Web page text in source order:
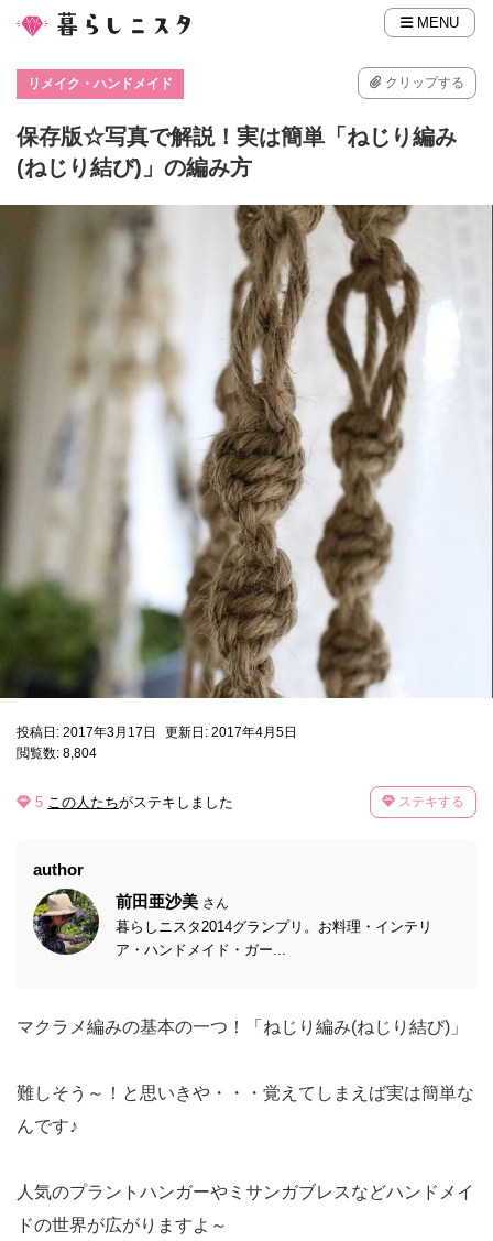
MENU
リメイク・ハンドメイド クリップする
保存版☆写真で解説！実は簡単「ねじり編み
(ねじり結び)」の編み方
投稿日: 2017年3月17日
更新日: 2017年4月5日
閲覧数: 8,804
5 この人たちがステキしました ステキする
author
前田亜沙美 さん
暮らしニスタ2014グランプリ。お料理・インテリ
ア・ハンドメイド・ガー...
マクラメ編みの基本の一つ！「ねじり編み(ねじり結び)」
難しそう～！と思いきや・・・覚えてしまえば実は簡単な
んです♪
人気のプラントハンガーやミサンガブレスなどハンドメイ
ドの世界が広がりますよ～